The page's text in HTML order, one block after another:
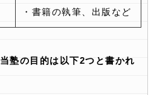
・書籍の執筆、出版など
当塾の目的は以下2つと書かれ